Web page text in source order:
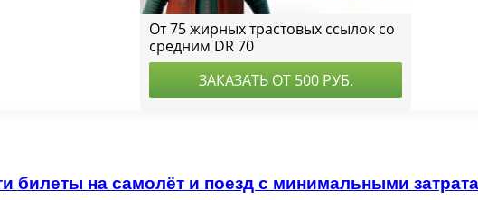
билеты на самолёт и поезд с минимальными